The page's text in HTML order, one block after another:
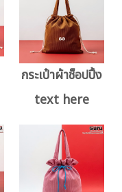
กระเป๋าผ้าช็อปปิ้ง
text here